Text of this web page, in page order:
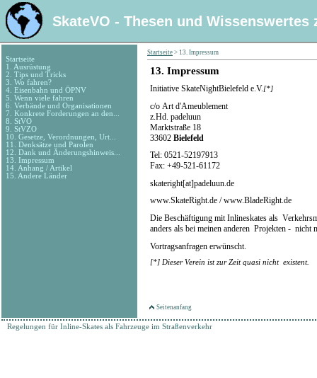
SkateVO - Thesen und
Startseite
1. Ausrüstung
2. Tips und Tricks
3. Wo fahren?
4. Eisenbahn und ÖPNV
5. Wenn viele fahren
6. Verbände und Organisationen
7. Konkrete Forderungen an den...
8. StVO
9. StVZO
10. Gesetze, Verordnungen, Urt...
11. Denksätze und Parolen
12. Dank und Änderungshinweis...
13. Impressum
14. Anhang / Artikel
15. Andere Länder
Startseite > 13. Impressum
13. Impressum
Initiative SkateNightBielefeld e.V.[*]
c/o Art d'Ameublement
z.Hd. padeluun
Marktstraße 18
33602 Bielefeld
Tel: 0521-52197913
Fax: +49-521-61172
skateright[at]padeluun.de
www.SkateRight.de / www.BladeRight.de
Die Beschäftigung mit Inlineskates als
anders als bei meinen anderen Projekten - nicht
Vortragsanfragen erwünscht.
[*] Dieser Verein ist zur Zeit quasi nicht existent.
Seitenanfang
Regelungen für Inline-Skates als Fahrzeuge im Straßenverkehr